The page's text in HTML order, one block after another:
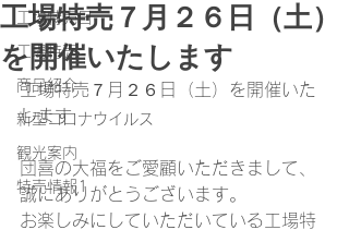
工場特売日
工場特売
商品紹介
新型コロナウイルス
観光案内
特売情報1
工場特売７月２６日（土）
を開催いたします
工場特売７月２６日（土）を開催いた
します
団喜の大福をご愛顧いただきまして、
誠にありがとうございます。
お楽しみにしていただいている工場特